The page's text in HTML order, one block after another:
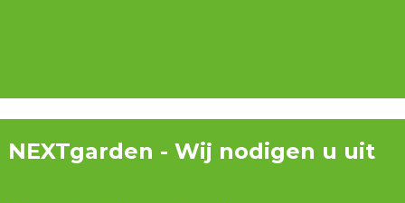
NEXTgarden - Wij nodigen u uit